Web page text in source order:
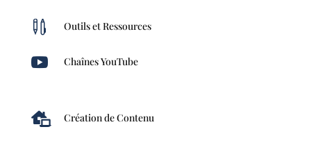
 Outils et Ressources
 Chaînes YouTube
 Création de Contenu